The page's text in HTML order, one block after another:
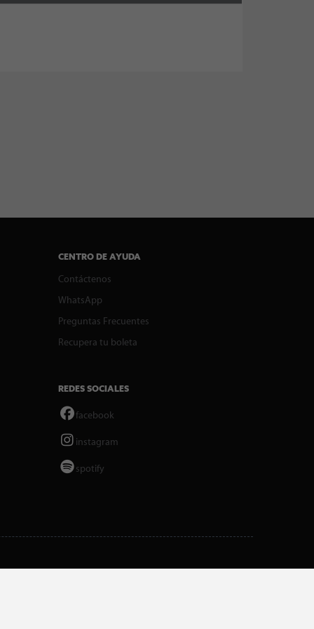
CENTRO DE AYUDA
Contáctenos
WhatsApp
Preguntas Frecuentes
Recupera tu boleta
REDES SOCIALES
facebook
instagram
spotify